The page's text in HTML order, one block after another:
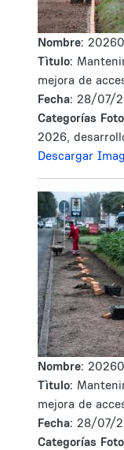
Nombre:
Tìtulo:
mejora de
Fecha: 28/07/
Categorías
2026,
Descargar
Nombre:
Tìtulo:
mejora de
Fecha: 28/07/
Categorías